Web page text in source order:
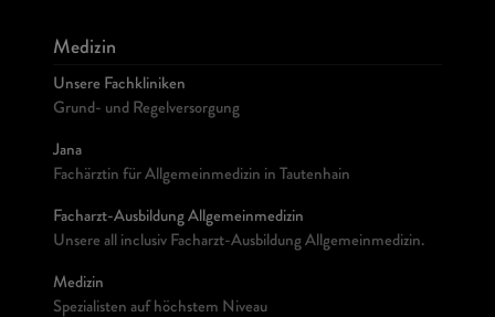
Medizin
Unsere Fachkliniken
Grund- und Regelversorgung
Jana
Fachärztin für Allgemeinmedizin in Tautenhain
Facharzt-Ausbildung Allgemeinmedizin
Unsere all inclusiv Facharzt-Ausbildung Allgemeinmedizin.
Medizin
Spezialisten auf höchstem Niveau